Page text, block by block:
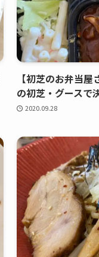
【初芝のお弁当
の初芝・グースで
2020.09.28